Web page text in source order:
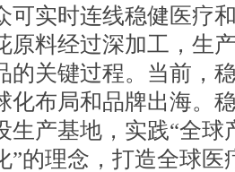
可实时连线稳健医疗
原料经过深加工，生
的关键过程。当前，
化布局和品牌出海。
生产基地，实践“全球
”的理念，打造全球医